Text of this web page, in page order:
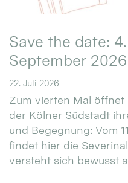
Save the date:
September 2026
22. Juli 2026
Zum vierten Mal öffnet
der Kölner Südstadt
und Begegnung: Vom
findet hier die
versteht sich bewusst